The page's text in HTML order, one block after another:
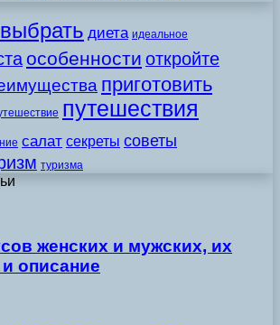
выбрать диета идеальное
особенности откройте
приготовить
путешествия
салат секреты советы
туризма
женских и мужских, их
описание